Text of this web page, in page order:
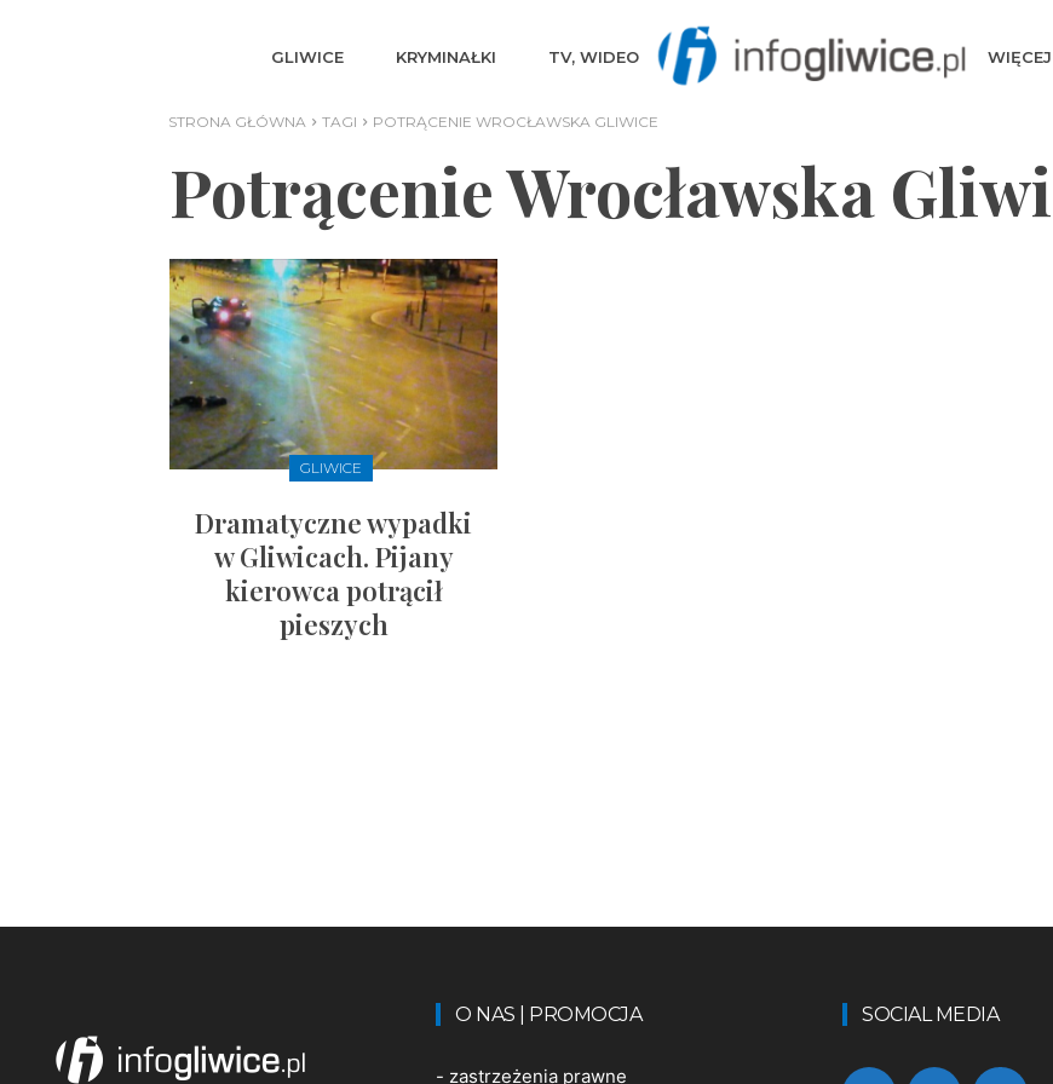
GLIWICE KRYMINAŁKI TV, WIDEO WIĘCEJ
STRONA GŁÓWNA TAGI POTRĄCENIE WROCŁAWSKA GLIWICE
Potrącenie Wrocławska
GLIWICE
Dramatyczne wypadki
w Gliwicach. Pijany
kierowca potrącił
pieszych
O NAS | PROMOCJA
- zastrzeżenia prawne
SOCIAL MEDIA